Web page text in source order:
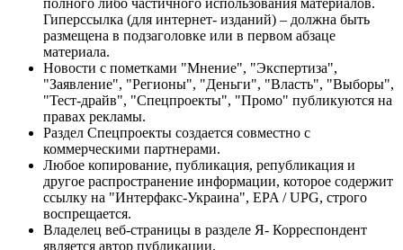
Гиперссылка (для интернет- изданий) – должна быть
размещена в подзаголовке или в первом абзаце
материала.
Новости с пометками "Мнение", "Экспертиза",
"Заявление", "Регионы", "Деньги", "Власть", "Выборы",
"Тест-драйв", "Спецпроекты", "Промо" публикуются на
правах рекламы.
Раздел Спецпроекты создается совместно с
коммерческими партнерами.
Любое копирование, публикация, републикация и
другое распространение информации, которое содержит
ссылку на "Интерфакс-Украина", EPA / UPG, строго
воспрещается.
Владелец веб-страницы в разделе Я- Корреспондент
является автор публикации.